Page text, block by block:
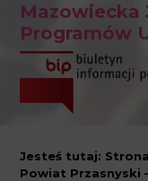
Mazowiecka
Programów
Jesteś tutaj:
Powiat Przasnyski